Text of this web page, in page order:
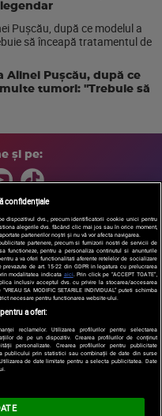
Alinei Pușcău, după ce
tumori: "Trebuie să
și pe:
ROMANIA S.A.
de confidentialitate
Termeni
Contact/Info Codul etic
confidențiale
dispozitivul dvs., precum identificatorii cookie unici pentru
alegerile dvs. făcând clic mai jos sau în orice moment,
partenerilor noștri și nu vă vor afecta navigarea.
partenere, precum si furnizorii nostri de servicii de
functioneze, pentru a personaliza continutul si anunturile
a va oferi functionalitati aferente retelelor de socializare
de art. 15-22 din GDPR in legatura cu prelucrarea
modalitatea indicata aici. Prin click pe “ACCEPT TOATE”,
inclusiv acceptul dvs. cu privire la stocarea/accesarea
SA MODIFIC SETARILE INDIVIDUAL” puteti schimba
necesare pentru functionarea website-ului.
a oferi:
reclamelor. Utilizarea profilurilor pentru selectarea
de pe un dispozitiv. Crearea profilurilor de conținut
personalizate. Crearea profilurilor pentru publicitate
publicului prin statistici sau combinații de date din surse
de date limitate pentru a selecta publicitatea. Date